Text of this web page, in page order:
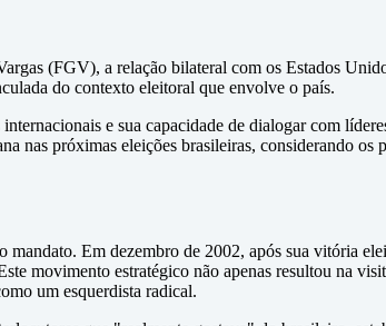
(FGV), a relação bilateral com os Estados
do contexto eleitoral que envolve o país.
e sua capacidade de dialogar com
nas próximas eleições brasileiras, considerando os
Em dezembro de 2002, após sua vitória
movimento estratégico não apenas resultou na
um esquerdista radical.